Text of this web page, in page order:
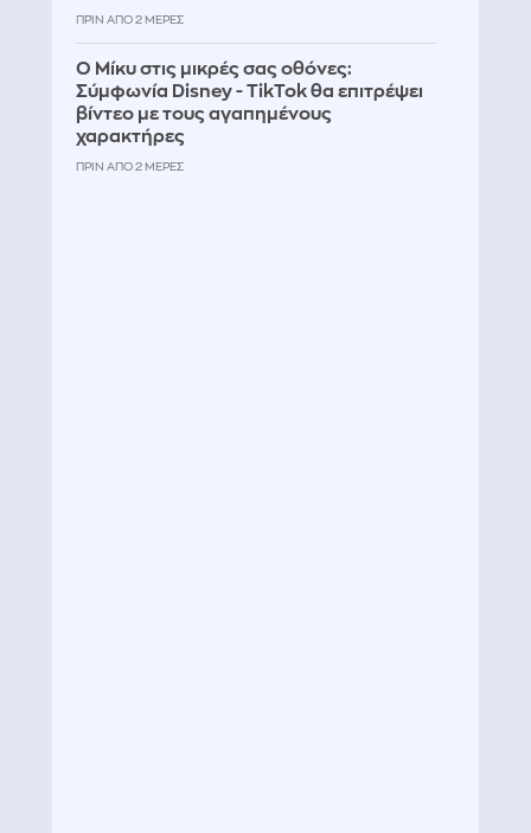
ΠΡΙΝ ΑΠΌ 2 ΜΈΡΕΣ
Ο Μίκυ στις μικρές σας οθόνες:
Σύμφωνία Disney - TikTok θα επιτρέψει
βίντεο με τους αγαπημένους
χαρακτήρες
ΠΡΙΝ ΑΠΌ 2 ΜΈΡΕΣ